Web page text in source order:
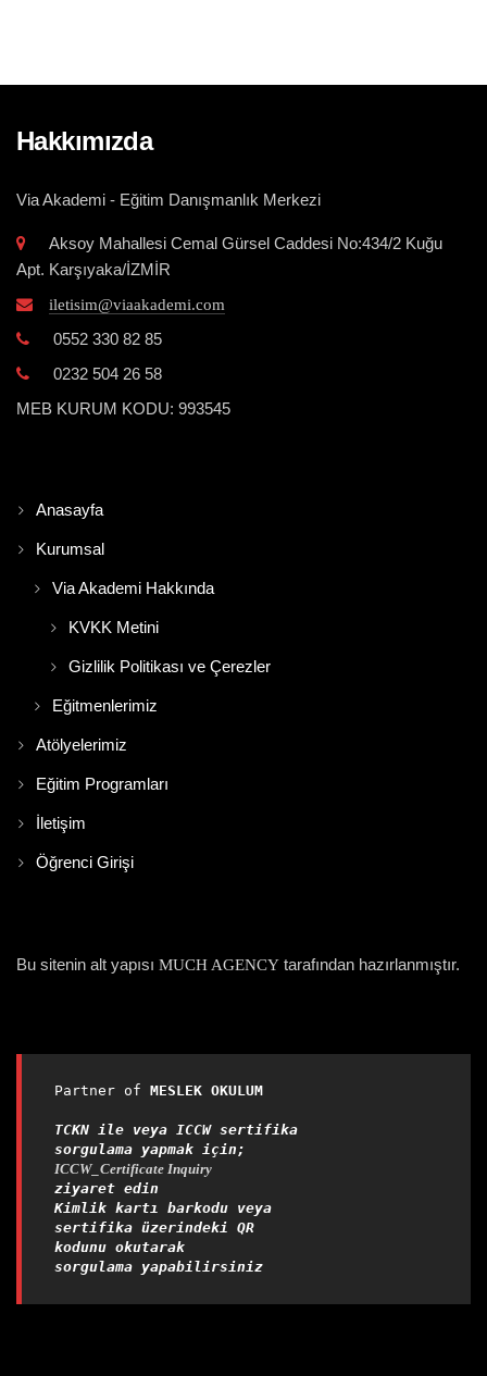
Hakkımızda
Via Akademi - Eğitim Danışmanlık Merkezi
Aksoy Mahallesi Cemal Gürsel Caddesi No:434/2 Kuğu
Apt. Karşıyaka/İZMİR
iletisim@viaakademi.com
0552 330 82 85
0232 504 26 58
MEB KURUM KODU: 993545
Anasayfa
Kurumsal
Via Akademi Hakkında
KVKK Metini
Gizlilik Politikası ve Çerezler
Eğitmenlerimiz
Atölyelerimiz
Eğitim Programları
İletişim
Öğrenci Girişi
Bu sitenin alt yapısı MUCH AGENCY tarafından hazırlanmıştır.
Partner of MESLEK OKULUM
TCKN ile veya ICCW sertifika
sorgulama yapmak için;
ICCW_Certificate Inquiry
ziyaret edin
Kimlik kartı barkodu veya
sertifika üzerindeki QR
kodunu okutarak
sorgulama yapabilirsiniz